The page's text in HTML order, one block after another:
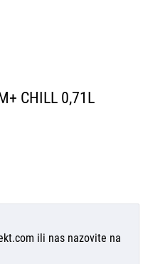
CHILL 0,71L
ili nas nazovite na